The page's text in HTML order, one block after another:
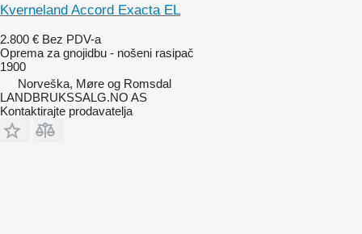
Kverneland Accord Exacta EL
2.800 € Bez PDV-a
Oprema za gnojidbu - nošeni rasipač
1900
Norveška, Møre og Romsdal
LANDBRUKSSALG.NO AS
Kontaktirajte prodavatelja